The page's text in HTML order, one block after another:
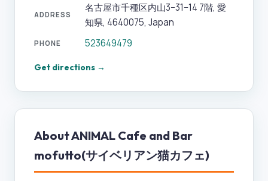
ADDRESS
名古屋市千種区内山3−31−14 7階, 愛
知県, 4640075, Japan
PHONE 523649479
Get directions →
AboutANIMAL Cafe and Bar
mofutto(サイベリアン猫カフェ)